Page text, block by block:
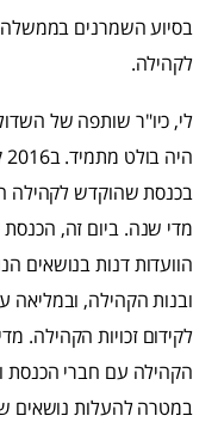
בסיוע השמרנים בממשלה
לקהילה.
לי, כיו"ר שותפה של
בכנסת שהוקדש לקהילה
מדי שנה. ביום זה,
הוועדות דנות בנושאים
ובנות הקהילה, ובמליאה
לקידום זכויות הקהילה.
הקהילה עם חברי הכנסת
במטרה להעלות נושאים